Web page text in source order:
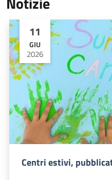
11
GIU
2026
Centri estivi,